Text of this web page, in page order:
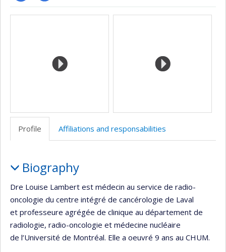
ResearchGate
Page
Media
Profile Affiliations and responsabilities
Biography
Dre Louise Lambert est médecin au service de radio-
oncologie du centre intégré de cancérologie de Laval
et professeure agrégée de clinique au département de
radiologie, radio-oncologie et médecine nucléaire
de l’Université de Montréal. Elle a oeuvré 9 ans au CHUM.